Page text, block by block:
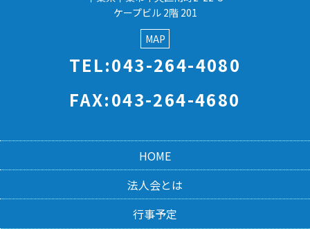
ケープビル 2階 201
MAP
TEL:043-264-4080
FAX:043-264-4680
HOME
法人会とは
行事予定